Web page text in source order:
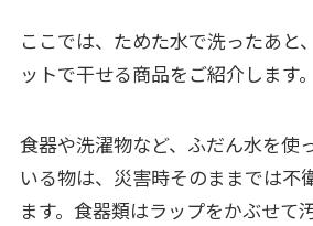
ここでは、ためた水で洗ったあと
ットで干せる商品をご紹介します。
食器や洗濯物など、ふだん水を使
いる物は、災害時そのままでは不
ます。食器類はラップをかぶせて